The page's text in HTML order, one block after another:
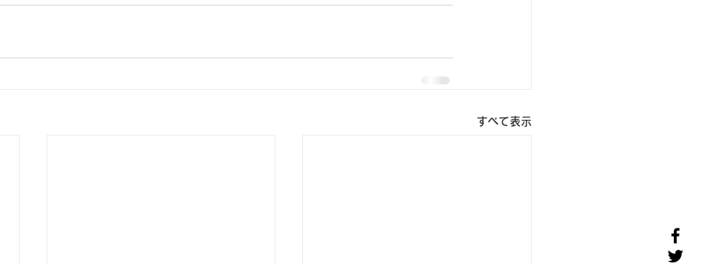
すべて表示